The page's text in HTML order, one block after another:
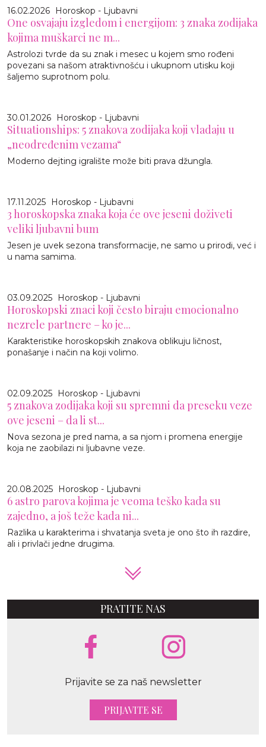
16.02.2026 Horoskop - Ljubavni
One osvajaju izgledom i energijom: 3 znaka zodijaka
kojima muškarci ne m...
Astrolozi tvrde da su znak i mesec u kojem smo rođeni
povezani sa našom atraktivnošću i ukupnom utisku koji
šaljemo suprotnom polu.
30.01.2026 Horoskop - Ljubavni
Situationships: 5 znakova zodijaka koji vladaju u
„neodređenim vezama“
Moderno dejting igralište može biti prava džungla.
17.11.2025 Horoskop - Ljubavni
3 horoskopska znaka koja će ove jeseni doživeti
veliki ljubavni bum
Jesen je uvek sezona transformacije, ne samo u prirodi, već i
u nama samima.
03.09.2025 Horoskop - Ljubavni
Horoskopski znaci koji često biraju emocionalno
nezrele partnere – ko je...
Karakteristike horoskopskih znakova oblikuju ličnost,
ponašanje i način na koji volimo.
02.09.2025 Horoskop - Ljubavni
5 znakova zodijaka koji su spremni da preseku veze
ove jeseni – da li st...
Nova sezona je pred nama, a sa njom i promena energije
koja ne zaobilazi ni ljubavne veze.
20.08.2025 Horoskop - Ljubavni
6 astro parova kojima je veoma teško kada su
zajedno, a još teže kada ni...
Razlika u karakterima i shvatanja sveta je ono što ih razdire,
ali i privlači jedne drugima.
PRATITE NAS
Prijavite se za naš newsletter
PRIJAVITE SE